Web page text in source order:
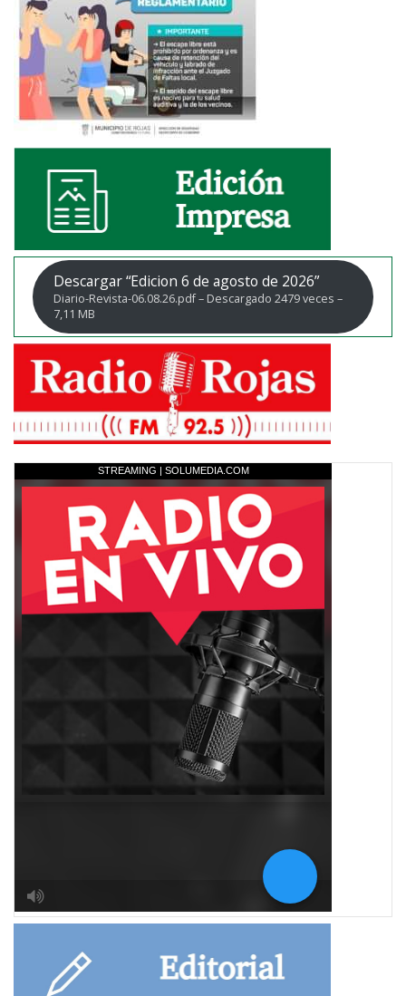
Descargar “Edicion 6 de agosto de 2026”
Diario-Revista-06.08.26.pdf – Descargado 2479 veces –
7,11 MB